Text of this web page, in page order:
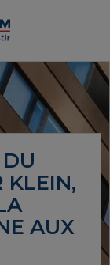
KLEIN,
AUX